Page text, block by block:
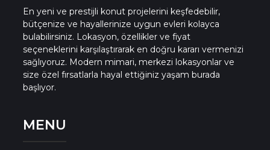
En yeni ve prestijli konut projelerini keşfedebilir,
bütçenize ve hayallerinize uygun evleri kolayca
bulabilirsiniz. Lokasyon, özellikler ve fiyat
seçeneklerini karşılaştırarak en doğru kararı vermenizi
sağlıyoruz. Modern mimari, merkezi lokasyonlar ve
size özel fırsatlarla hayal ettiğiniz yaşam burada
başlıyor.
MENU